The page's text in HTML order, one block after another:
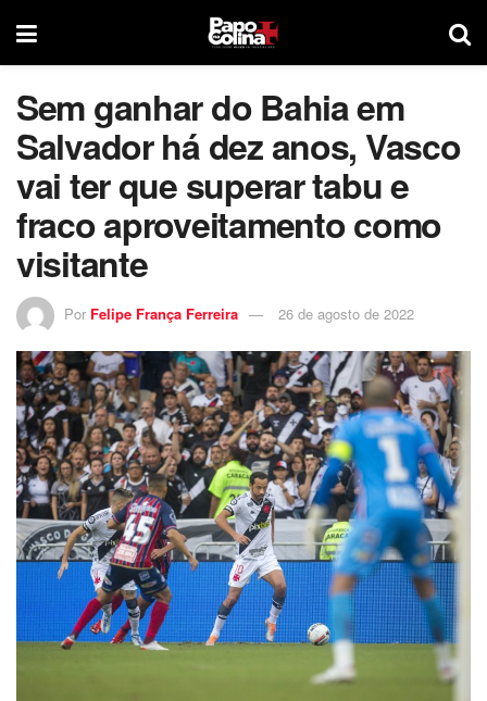
Sem ganhar do Bahia em
Salvador há dez anos, Vasco
vai ter que superar tabu e
fraco aproveitamento como
visitante
Por Felipe França Ferreira 26 de agosto de 2022